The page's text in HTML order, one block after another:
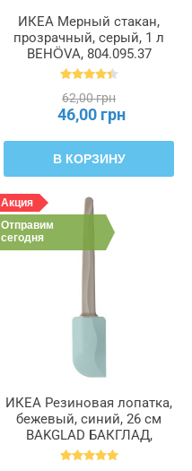
ИКЕА Мерный стакан,
прозрачный, серый, 1 л
BEHÖVA, 804.095.37
62,00 грн
46,00 грн
В КОРЗИНУ
Акция
Отправим
сегодня
ИКЕА Резиновая лопатка,
бежевый, синий, 26 см
BAKGLAD БАКГЛАД,
204.855.48